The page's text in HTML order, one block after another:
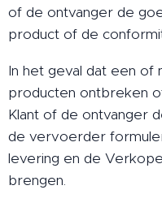
of de ontvanger de
product of de
In het geval dat een of
producten ontbreken
Klant of de ontvanger
de vervoerder
levering en de
brengen.